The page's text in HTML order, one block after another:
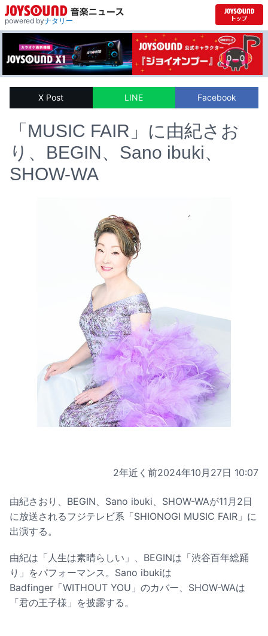
powered byナタリー
X Post LINE Facebook
「MUSIC FAIR」に由紀さお
り、BEGIN、Sano ibuki、
SHOW-WA
2年近く前2024年10月27日 10:07
由紀さおり、BEGIN、Sano ibuki、SHOW-WAが11月2日
に放送されるフジテレビ系「SHIONOGI MUSIC FAIR」に
出演する。
由紀は「人生は素晴らしい」、BEGINは「渋谷百年総踊
り」をパフォーマンス。Sano ibukiは
Badfinger「WITHOUT YOU」のカバー、SHOW-WAは
「君の王子様」を披露する。